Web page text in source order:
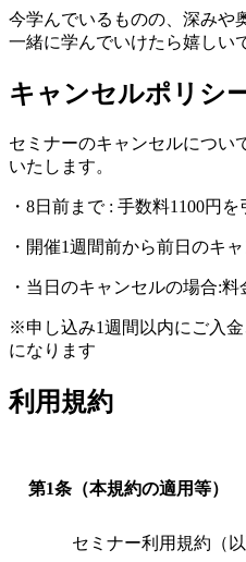
今学んでいるものの、深みや
一緒に学んでいけたら嬉しい
キャンセルポリシ
セミナーのキャンセルについ
いたします。
・8日前まで : 手数料1100円
・開催1週間前から前日のキ
・当日のキャンセルの場合:料
※申し込み1週間以内にご入
になります
利用規約
第1条（本規約の適用等）
セミナー利用規約（